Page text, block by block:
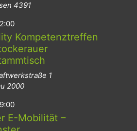
4391
Kompetenztreffen
1
2000
E-Mobilität –